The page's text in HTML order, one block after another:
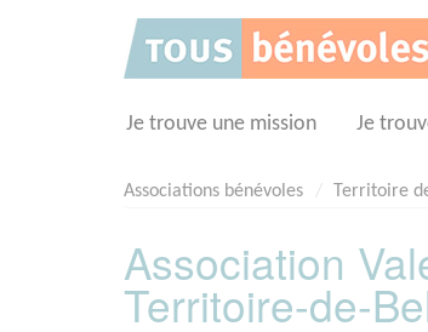
Je trouve une mission Je
Associations bénévoles Territoire
Association
Territoire-de-